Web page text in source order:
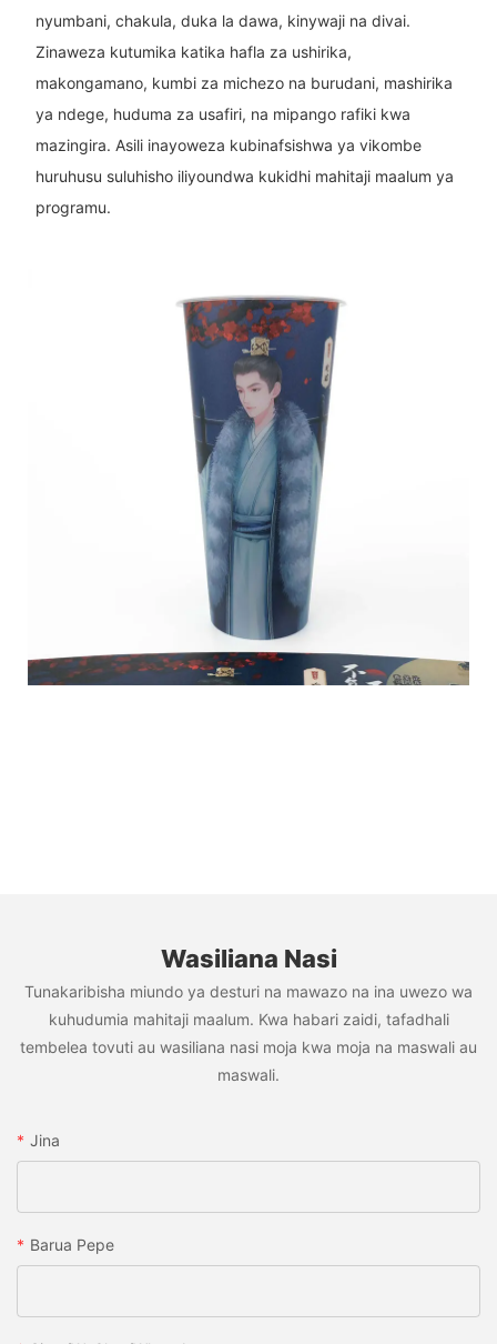
nyumbani, chakula, duka la dawa, kinywaji na divai.
Zinaweza kutumika katika hafla za ushirika,
makongamano, kumbi za michezo na burudani, mashirika
ya ndege, huduma za usafiri, na mipango rafiki kwa
mazingira. Asili inayoweza kubinafsishwa ya vikombe
huruhusu suluhisho iliyoundwa kukidhi mahitaji maalum ya
programu.
Wasiliana Nasi
Tunakaribisha miundo ya desturi na mawazo na ina uwezo wa
kuhudumia mahitaji maalum. Kwa habari zaidi, tafadhali
tembelea tovuti au wasiliana nasi moja kwa moja na maswali au
maswali.
Jina
Barua Pepe